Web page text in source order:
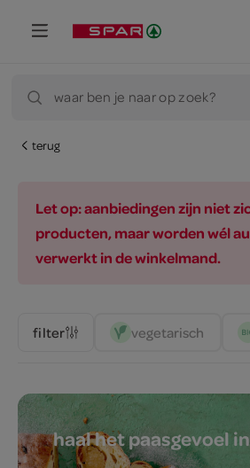
waar ben je naar op zoek?
terug
Let op: aanbiedingen zijn niet
producten, maar worden wél
verwerkt in de winkelmand.
vegetarisch
filter
haal het paasgevoel